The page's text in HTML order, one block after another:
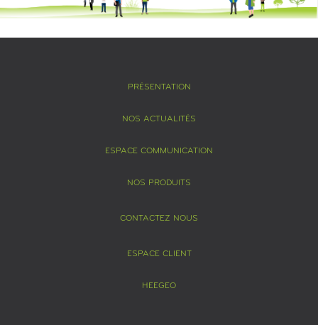
PRÉSENTATION
NOS ACTUALITÉS
ESPACE COMMUNICATION
NOS PRODUITS
CONTACTEZ NOUS
ESPACE CLIENT
HEEGEO